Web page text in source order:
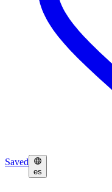
Saved
es